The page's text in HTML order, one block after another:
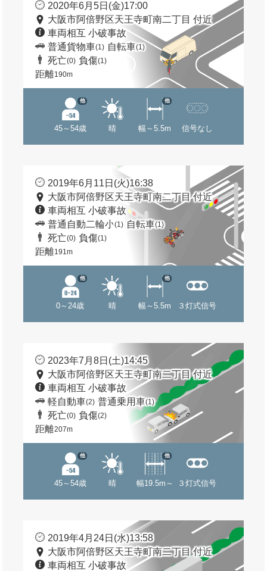
2020年6月5日(金)17:00
大阪市阿倍野区天王寺町南二丁目 付近
車両相互 小破事故
普通貨物車(1) 自転車(1)
死亡(0) 負傷(1)
距離190m
45～54歳
他
晴 幅～5.5m
他
信号なし
2019年6月11日(火)16:38
大阪市阿倍野区天王寺町南二丁目 付近
車両相互 小破事故
普通自動二輪小(1) 自転車(1)
死亡(0) 負傷(1)
距離191m
0～24歳
他
晴 幅～5.5m
他
３灯式信号
2023年7月8日(土)14:45
大阪市阿倍野区天王寺町南二丁目 付近
車両相互 小破事故
軽自動車(2) 普通乗用車(1)
死亡(0) 負傷(2)
距離207m
45～54歳
他
晴 幅19.5m～
他
３灯式信号
2019年4月24日(水)13:58
大阪市阿倍野区天王寺町南二丁目 付近
車両相互 小破事故